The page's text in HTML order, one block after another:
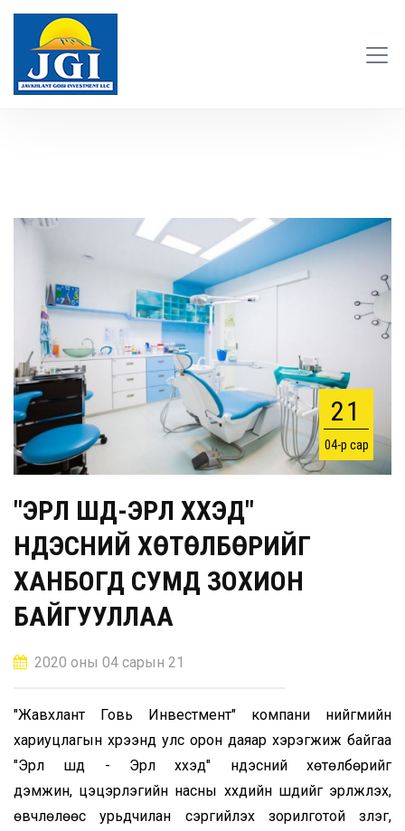
21
04-р сар
"ЭРҮҮЛ ШҮД-ЭРҮҮЛ ХҮҮХЭД"
ҮНДЭСНИЙ ХӨТӨЛБӨРИЙГ
ХАНБОГД СУМД ЗОХИОН
БАЙГУУЛЛАА
2020 оны 04 сарын 21
"Жавхлант Говь Инвестмент" компани нийгмийн
хариуцлагын хүрээнд улс орон даяар хэрэгжиж байгаа
"Эрүүл шүд - Эрүүл хүүхэд" үндэсний хөтөлбөрийг
дэмжин, цэцэрлэгийн насны хүүхдийн шүдийг эрүүлжүүлэх,
өвчлөлөөс урьдчилан сэргийлэх зорилготой үзлэг,